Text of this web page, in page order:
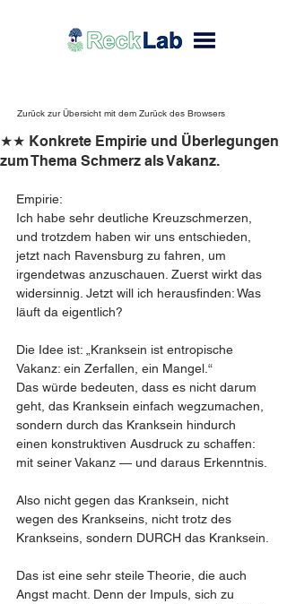
Zurück zur Übersicht mit dem Zurück des Browsers
★★ Konkrete Empirie und Überlegungen
zum Thema Schmerz als Vakanz.
Empirie:
Ich habe sehr deutliche Kreuzschmerzen,
und trotzdem haben wir uns entschieden,
jetzt nach Ravensburg zu fahren, um
irgendetwas anzuschauen. Zuerst wirkt das
widersinnig. Jetzt will ich herausfinden: Was
läuft da eigentlich?
Die Idee ist: „Kranksein ist entropische
Vakanz: ein Zerfallen, ein Mangel.“
Das würde bedeuten, dass es nicht darum
geht, das Kranksein einfach wegzumachen,
sondern durch das Kranksein hindurch
einen konstruktiven Ausdruck zu schaffen:
mit seiner Vakanz — und daraus Erkenntnis.
Also nicht gegen das Kranksein, nicht
wegen des Krankseins, nicht trotz des
Krankseins, sondern DURCH das Kranksein.
Das ist eine sehr steile Theorie, die auch
Angst macht. Denn der Impuls, sich zu